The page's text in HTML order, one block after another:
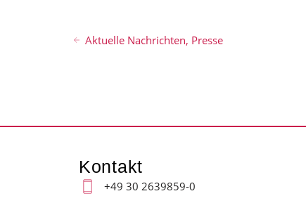
Aktuelle Nachrichten, Presse
Kontakt
+49 30 2639859-0